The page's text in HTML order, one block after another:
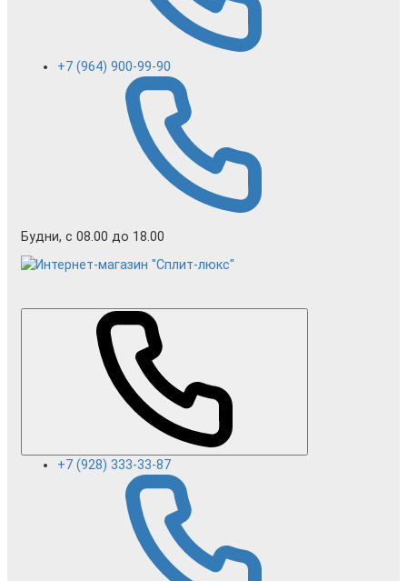
+7 (964) 900-99-90
Будни, с 08.00 до 18.00
+7 (928) 333-33-87